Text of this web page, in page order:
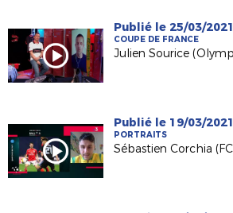
Publié le 25/03/2021
COUPE DE FRANCE
Publié le 19/03/2021
PORTRAITS